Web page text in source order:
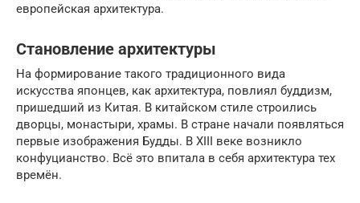
европейская архитектура.
Становление архитектуры
На формирование такого традиционного вида
искусства японцев, как архитектура, повлиял буддизм,
пришедший из Китая. В китайском стиле строились
дворцы, монастыри, храмы. В стране начали появляться
первые изображения Будды. В XIII веке возникло
конфуцианство. Всё это впитала в себя архитектура тех
времён.